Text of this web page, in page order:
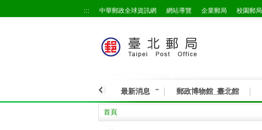
::: 中華郵政全球資訊網 網站導覽 企業郵局 校園郵局
最新消息 郵政博物館_臺北館
首頁